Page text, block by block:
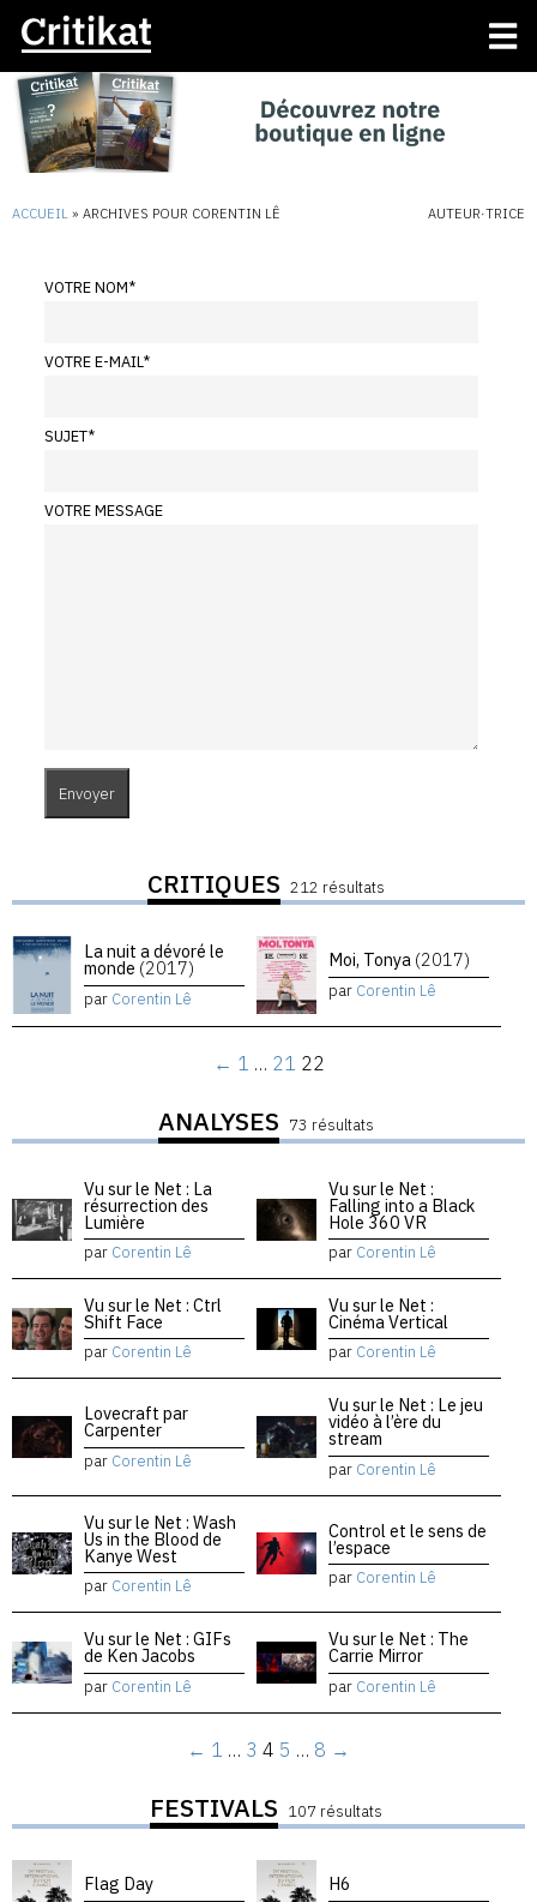
ACCUEIL » ARCHIVES POUR CORENTIN LÊ AUTEUR·TRICE
VOTRE NOM*
VOTRE E-MAIL*
SUJET*
VOTRE MESSAGE
CRITIQUES 212 résultats
La nuit a dévoré le
monde (2017)
par Corentin Lê
Moi, Tonya (2017)
par Corentin Lê
← 1 … 21 22
ANALYSES 73 résultats
Vu sur le Net : La
résurrection des
Lumière
par Corentin Lê
Vu sur le Net :
Falling into a Black
Hole 360 VR
par Corentin Lê
Vu sur le Net : Ctrl
Shift Face
par Corentin Lê
Vu sur le Net :
Cinéma Vertical
par Corentin Lê
Lovecraft par
Carpenter
par Corentin Lê
Vu sur le Net : Le jeu
vidéo à l’ère du
stream
par Corentin Lê
Vu sur le Net : Wash
Us in the Blood de
Kanye West
par Corentin Lê
Control et le sens de
l’espace
par Corentin Lê
Vu sur le Net : GIFs
de Ken Jacobs
par Corentin Lê
Vu sur le Net : The
Carrie Mirror
par Corentin Lê
← 1 … 3 4 5 … 8 →
FESTIVALS 107 résultats
Flag Day H6